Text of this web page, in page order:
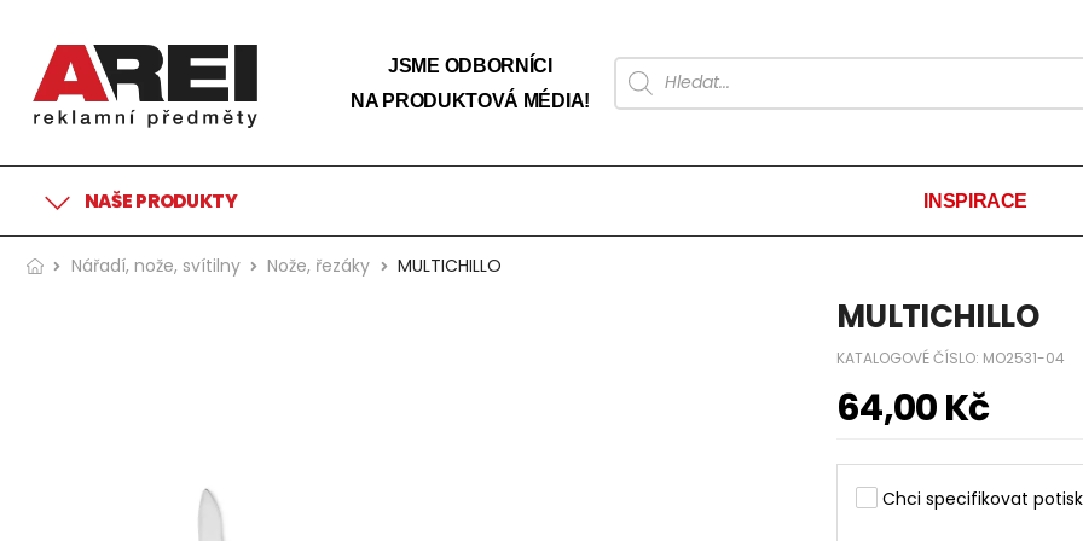
JSME ODBORNÍCI
NA PRODUKTOVÁ MÉDIA!
NAŠE PRODUKTY INSPIRACE
Nářadí, nože, svítilny Nože, řezáky MULTICHILLO
MULTICHILLO
KATALOGOVÉ ČÍSLO: MO2531-04
64,00Kč
Chci specifikovat potisk